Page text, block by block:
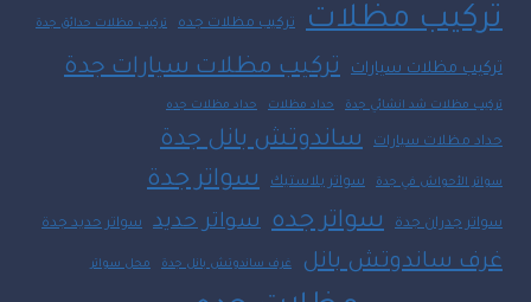
تركيب مظلات تركيب مظلات جده تركيب مظلات حدائق جدة
تركيب مظلات سيارات تركيب مظلات سيارات جدة
تركيب مظلات شد انشائي جدة حداد مظلات حداد مظلات جده
حداد مظلات سيارات ساندوتش بانل جدة
سواتر الأحواش في جدة سواتر بلاستيك سواتر جدة
سواتر جدران جدة سواتر جده سواتر حديد سواتر حديد جدة
غرف ساندوتش بانل غرف ساندوتش بانل جدة محل سواتر